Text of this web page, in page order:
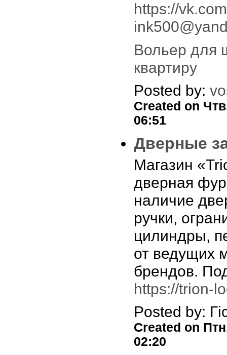
https://
Вольер для
квартиру
Posted by:
Created on
06:51
Дверные
Магазин
дверная
наличие
ручки,
цилиндры,
от ведущих
брендов.
https://trion-
Posted by:
Created on
02:20